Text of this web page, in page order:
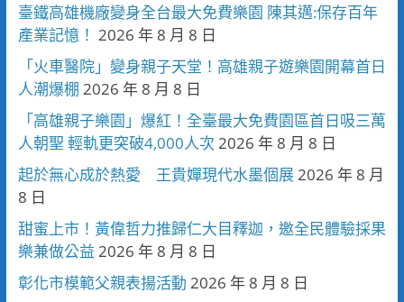
臺鐵高雄機廠變身全台最大免費樂園 陳其邁:保存百年
產業記憶！ 2026 年 8 月 8 日
「火車醫院」變身親子天堂！高雄親子遊樂園開幕首日
人潮爆棚 2026 年 8 月 8 日
「高雄親子樂園」爆紅！全臺最大免費園區首日吸三萬
人朝聖 輕軌更突破4,000人次 2026 年 8 月 8 日
起於無心成於熱愛 王貴嬋現代水墨個展 2026 年 8 月
8 日
甜蜜上市！黃偉哲力推歸仁大目釋迦，邀全民體驗採果
樂兼做公益 2026 年 8 月 8 日
彰化市模範父親表揚活動 2026 年 8 月 8 日